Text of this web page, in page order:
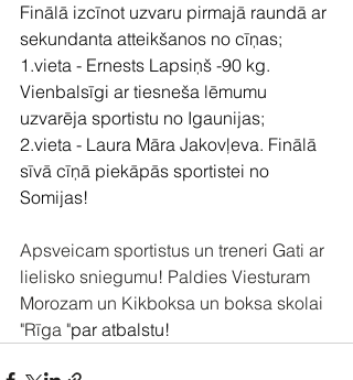
Finālā izcīnot uzvaru pirmajā raundā ar
sekundanta atteikšanos no cīņas;
1.vieta - Ernests Lapsiņš -90 kg.
Vienbalsīgi ar tiesneša lēmumu
uzvarēja sportistu no Igaunijas;
2.vieta - Laura Māra Jakovļeva. Finālā
sīvā cīņā piekāpās sportistei no
Somijas!
Apsveicam sportistus un treneri Gati ar
lielisko sniegumu! Paldies Viesturam
Morozam un Kikboksa un boksa skolai
"Rīga "par atbalstu!